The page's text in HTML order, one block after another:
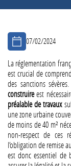
La réglementation
est crucial de
des sanctions
construireest
préalable de travaux
une zone urbaine
de moins de 40 m²
non-respect de ces
l’obligation de remise
est donc essentiel de
07/02/2024